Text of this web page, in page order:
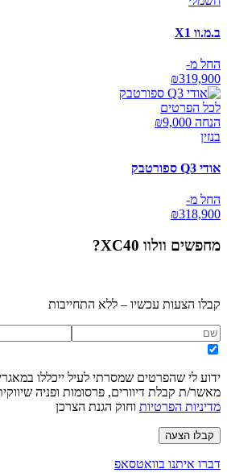
ב.מ.וו X1
החל מ-
₪319,900
לכל הפרטים
הנחה ₪ 9,000
בנזין
אודי Q3 ספורטבק
החל מ-
₪318,900
מחפשים וולוו XC40 ?
קבלו הצעות עכשיו – ללא התחייבות
ידוע לי שהפרטים שמסרתי לעיל ייכללו
מאשר/ת קבלת דיוורים, פרסומות ופניה
מדיניות הפרטיות וחוק הגנת הצרכן
קבלו הצעה
דברו איתנו בוואטסאפ